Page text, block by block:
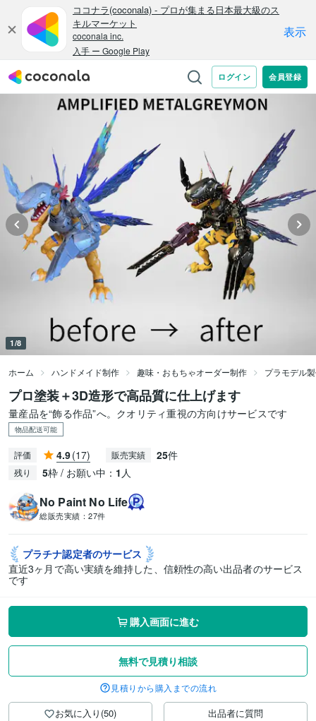
1/8
ホーム ハンドメイド制作 趣味・おもちゃオーダー制作 プラモデル
プロ塗装＋3D造形で高品質に仕上げます
量産品を“飾る作品”へ。クオリティ重視の方向けサービスです
物品配送可能
評価 4.9(17) 販売実績 25件
残り 5枠 / お願い中： 1 人
No Paint No Life
総販売実績： 27件
プラチナ認定者のサービス
直近3ヶ月で高い実績を維持した、信頼性の高い出品者のサービス
です
購入画面に進む
無料で見積り相談
見積りから購入までの流れ
お気に入り(50) 出品者に質問